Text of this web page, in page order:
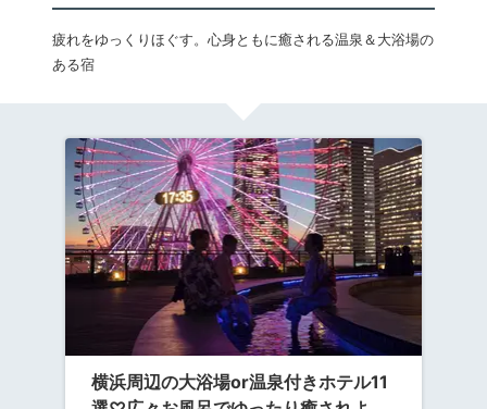
疲れをゆっくりほぐす。心身ともに癒される温泉＆大浴場の
ある宿
横浜周辺の大浴場or温泉付きホテル11